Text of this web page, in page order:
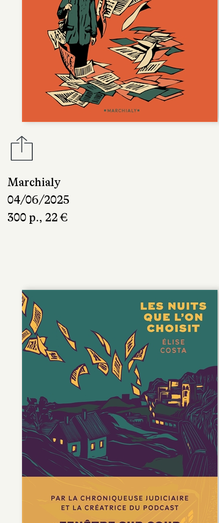
Marchialy
04/06/2025
300 p., 22 €